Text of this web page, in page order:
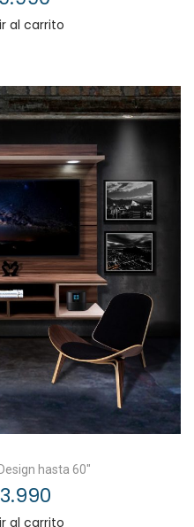
al carrito
hasta 60″
al carrito